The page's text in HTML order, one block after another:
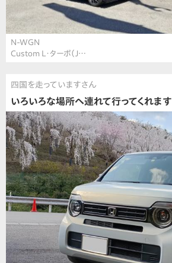
N-WGN
Custom L・ターボ（J…
四国を走っていますさん
いろいろな場所へ連れて行ってくれます